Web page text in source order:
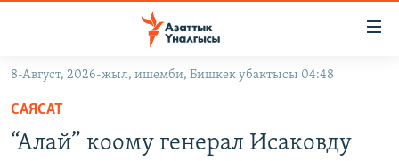
Навигацияга
өтүңүз
Издөөгө
салыңыз
КЫРГЫЗСТАН
8-Август, 2026-жыл, ишемби, Бишкек убактысы 04:48
САЯСАТ
“Алай” коому генерал Исаковду